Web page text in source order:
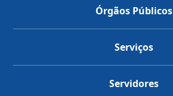
Órgãos Públicos
Serviços
Servidores